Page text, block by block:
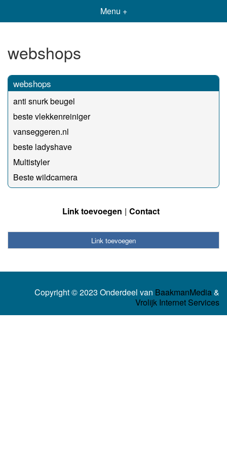
Menu +
webshops
webshops
anti snurk beugel
beste vlekkenreiniger
vanseggeren.nl
beste ladyshave
Multistyler
Beste wildcamera
Link toevoegen Contact
Link toevoegen
Copyright © 2023 Onderdeel van BaakmanMedia&
Vrolijk Internet Services